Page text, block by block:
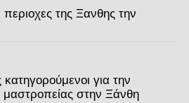
της Ξανθης την
κατηγορούμενοι για την
στην Ξάνθη